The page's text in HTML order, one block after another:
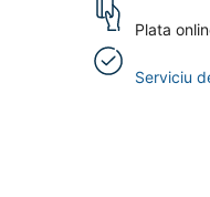
Plata
Serviciu